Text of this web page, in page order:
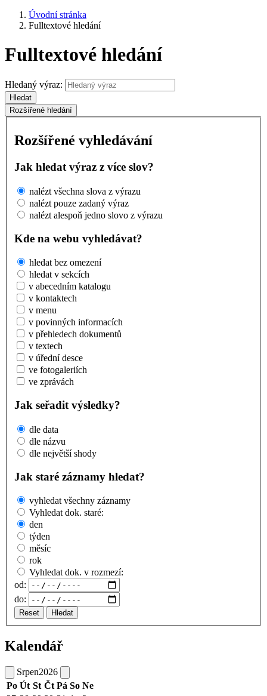
Úvodní stránka
Fulltextové hledání
Fulltextové hledání
Hledaný výraz:
Hledat
Rozšířené hledání
Rozšířené vyhledávání
Jak hledat výraz z více slov?
nalézt všechna slova z výrazu
nalézt pouze zadaný výraz
nalézt alespoň jedno slovo z výrazu
Kde na webu vyhledávat?
hledat bez omezení
hledat v sekcích
v abecedním katalogu
v kontaktech
v menu
v povinných informacích
v přehledech dokumentů
v textech
v úřední desce
ve fotogaleriích
ve zprávách
Jak seřadit výsledky?
dle data
dle názvu
dle největší shody
Jak staré záznamy hledat?
vyhledat všechny záznamy
Vyhledat dok. staré:
den
týden
měsíc
rok
Vyhledat dok. v rozmezí:
od:
do:
Reset Hledat
Kalendář
Srpen2026
Po Út St Čt Pá So Ne